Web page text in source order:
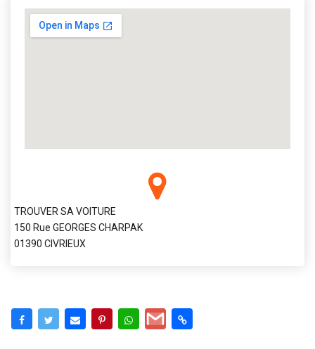
TROUVER SA VOITURE
150 Rue GEORGES CHARPAK
01390 CIVRIEUX